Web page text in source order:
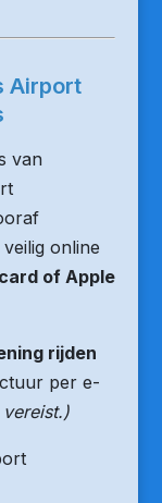
Airport
van
online
of Apple
rijden
per e-